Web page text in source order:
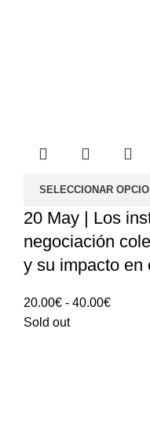
SELECCIONAR
20 May | Los
negociación
y su impacto en
20.00€ - 40.00€Rango
Sold out